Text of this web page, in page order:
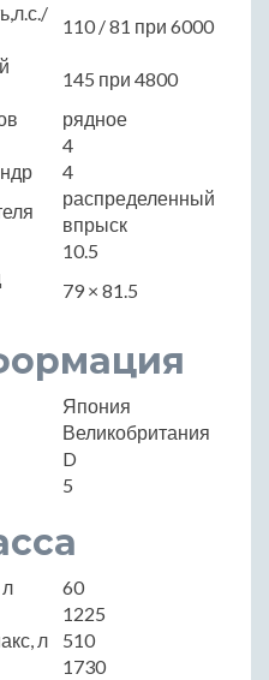
110 / 81 при 6000
145 при 4800
рядное
4
4
распределенный
впрыск
10.5
79 × 81.5
Япония
Великобритания
D
5
60
1225
л
510
1730